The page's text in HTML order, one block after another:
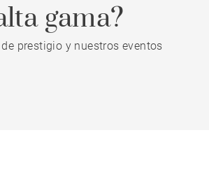
gama?
prestigio y nuestros eventos